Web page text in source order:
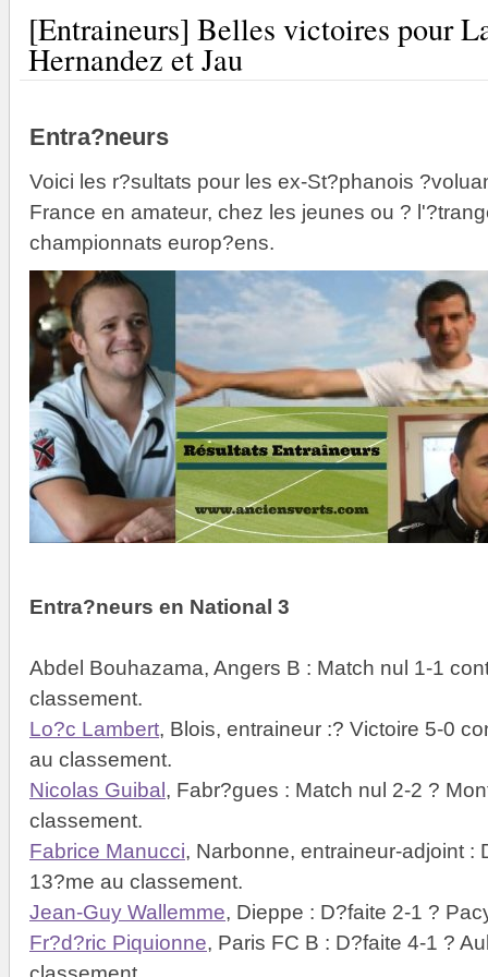
[Entraineurs] Belles victoires pour
Hernandez et Jau
Entra?neurs
Voici les r?sultats pour les ex-St?phanois
France en amateur, chez les jeunes ou ?
championnats europ?ens.
Entra?neurs en National 3
Abdel Bouhazama, Angers B : Match nul 1-1
classement.
Lo?c Lambert, Blois, entraineur :? Victoire 5-0
au classement.
Nicolas Guibal, Fabr?gues : Match nul 2-2 ?
classement.
Fabrice Manucci, Narbonne, entraineur-adjoint :
13?me au classement.
Jean-Guy Wallemme, Dieppe : D?faite 2-1 ?
Fr?d?ric Piquionne, Paris FC B : D?faite 4-1 ?